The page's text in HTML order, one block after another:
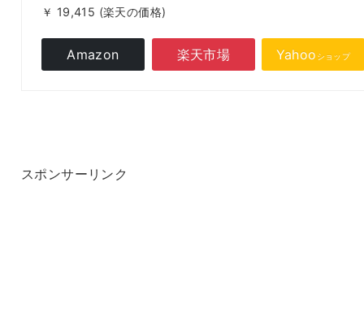
￥ 19,415 (楽天の価格)
Amazon 楽天市場 Yahoo ショップ
スポンサーリンク